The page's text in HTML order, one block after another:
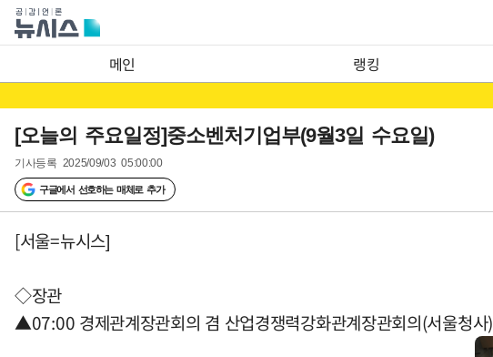
메인 랭킹
[오늘의 주요일정]중소벤처기업부(9월3일 수요일)
기사등록 2025/09/03 05:00:00
구글에서 선호하는 매체로 추가
[서울=뉴시스]
◇장관
▲07:00 경제관계장관회의 겸 산업경쟁력강화관계장관회의(서울청사)